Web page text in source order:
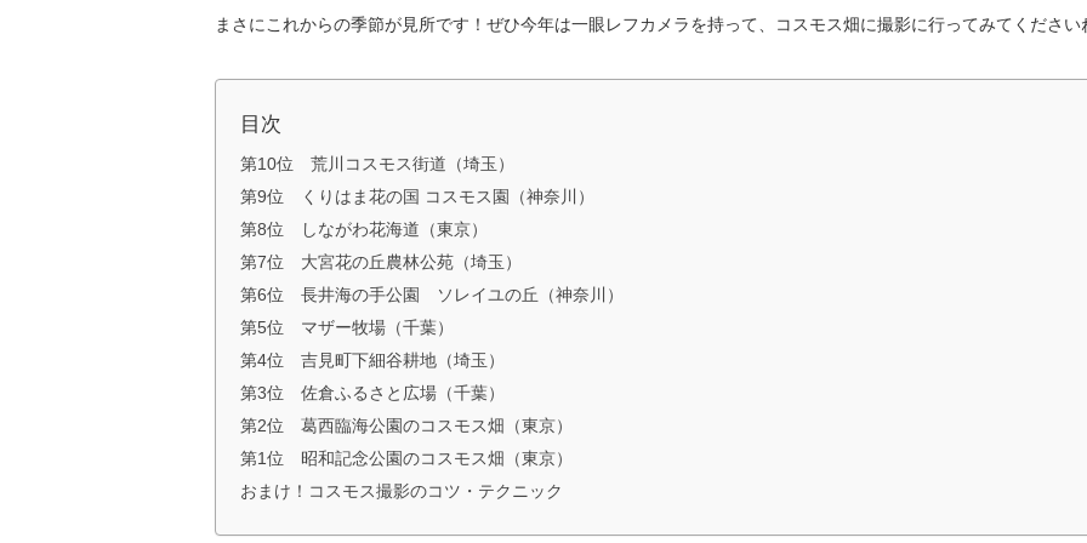
まさにこれからの季節が見所です！ぜひ今年は一眼レフカメラを持って、コスモス畑に撮影に行ってみてください
目次
第10位 荒川コスモス街道（埼玉）
第9位 くりはま花の国 コスモス園（神奈川）
第8位 しながわ花海道（東京）
第7位 大宮花の丘農林公苑（埼玉）
第6位 長井海の手公園 ソレイユの丘（神奈川）
第5位 マザー牧場（千葉）
第4位 吉見町下細谷耕地（埼玉）
第3位 佐倉ふるさと広場（千葉）
第2位 葛西臨海公園のコスモス畑（東京）
第1位 昭和記念公園のコスモス畑（東京）
おまけ！コスモス撮影のコツ・テクニック